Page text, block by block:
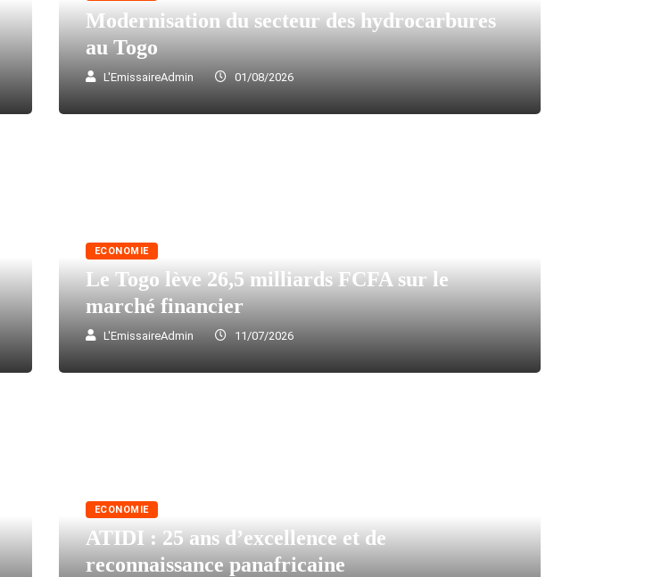
Modernisation du secteur des hydrocarbures
au Togo
L'EmissaireAdmin 01/08/2026
ECONOMIE
Le Togo lève 26,5 milliards FCFA sur le
marché financier
L'EmissaireAdmin 11/07/2026
ECONOMIE
ATIDI : 25 ans d’excellence et de
reconnaissance panafricaine